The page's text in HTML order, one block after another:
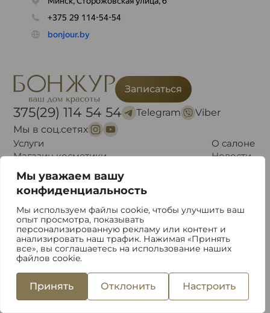
Мы уважаем вашу
конфиденциальность
Мы используем файлы cookie, чтобы улучшить ваш
опыт просмотра, показывать
персонализированную рекламу или контент и
анализировать наш трафик. Нажимая «Принять
все», вы соглашаетесь на использование наших
файлов cookie.
Настроить
Отклонить
Принять
Записаться
375(29) 114 54 54 Telegram
Viber
Мы в соц.сетях
Услуги
Магазин косметики
О салоне
Новости
Способ оплаты
Доставка и самовывоз
Обмен и возврат товара
Публичная оферта
Политика конфиденциальности
Политики обработки файлов cookie
Политика видеонаблюдения